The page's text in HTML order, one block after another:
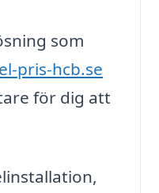
som
pris-hcb.se
för dig att